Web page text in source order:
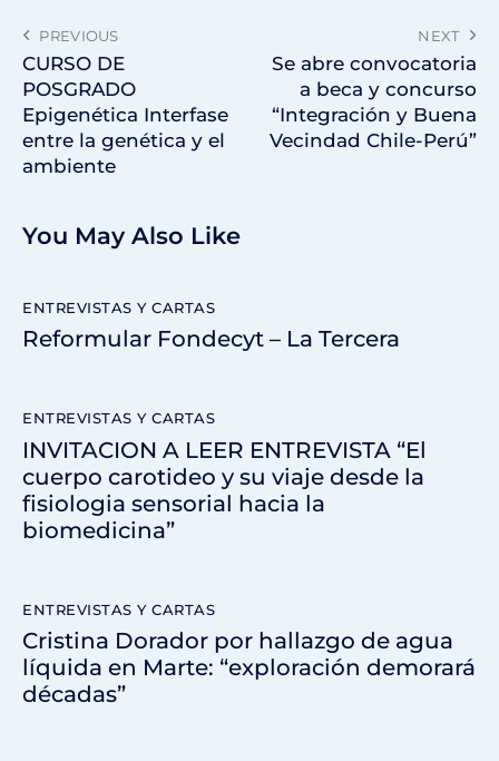
PREVIOUS
CURSO DE
POSGRADO
Epigenética Interfase
entre la genética y el
ambiente
NEXT
Se abre convocatoria
a beca y concurso
“Integración y Buena
Vecindad Chile-Perú”
You May Also Like
ENTREVISTAS Y CARTAS
Reformular Fondecyt – La Tercera
ENTREVISTAS Y CARTAS
INVITACION A LEER ENTREVISTA “El
cuerpo carotideo y su viaje desde la
fisiologia sensorial hacia la
biomedicina”
ENTREVISTAS Y CARTAS
Cristina Dorador por hallazgo de agua
líquida en Marte: “exploración demorará
décadas”